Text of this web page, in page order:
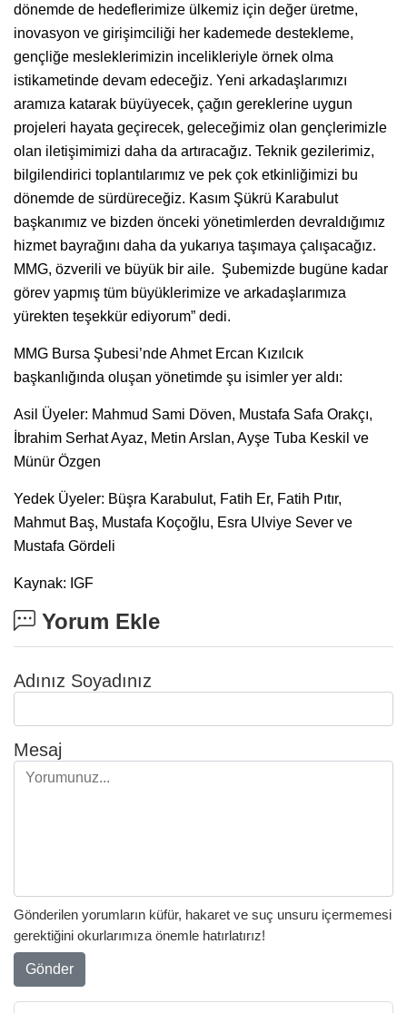
dönemde de hedeflerimize ülkemiz için değer üretme,
inovasyon ve girişimciliği her kademede destekleme,
gençliğe mesleklerimizin incelikleriyle örnek olma
istikametinde devam edeceğiz. Yeni arkadaşlarımızı
aramıza katarak büyüyecek, çağın gereklerine uygun
projeleri hayata geçirecek, geleceğimiz olan gençlerimizle
olan iletişimimizi daha da artıracağız. Teknik gezilerimiz,
bilgilendirici toplantılarımız ve pek çok etkinliğimizi bu
dönemde de sürdüreceğiz. Kasım Şükrü Karabulut
başkanımız ve bizden önceki yönetimlerden devraldığımız
hizmet bayrağını daha da yukarıya taşımaya çalışacağız.
MMG, özverili ve büyük bir aile. Şubemizde bugüne kadar
görev yapmış tüm büyüklerimize ve arkadaşlarımıza
yürekten teşekkür ediyorum” dedi.
MMG Bursa Şubesi’nde Ahmet Ercan Kızılcık
başkanlığında oluşan yönetimde şu isimler yer aldı:
Asil Üyeler: Mahmud Sami Döven, Mustafa Safa Orakçı,
İbrahim Serhat Ayaz, Metin Arslan, Ayşe Tuba Keskil ve
Münür Özgen
Yedek Üyeler: Büşra Karabulut, Fatih Er, Fatih Pıtır,
Mahmut Baş, Mustafa Koçoğlu, Esra Ulviye Sever ve
Mustafa Gördeli
Kaynak: IGF
Yorum Ekle
Adınız Soyadınız
Mesaj
Gönderilen yorumların küfür, hakaret ve suç unsuru içermemesi
gerektiğini okurlarımıza önemle hatırlatırız!
Gönder